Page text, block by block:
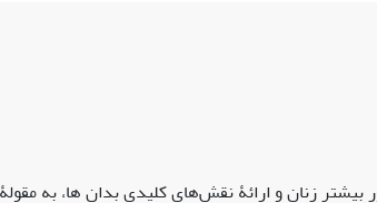
زنان و ارائۀ نقش‌های کلیدی بدان ها، به